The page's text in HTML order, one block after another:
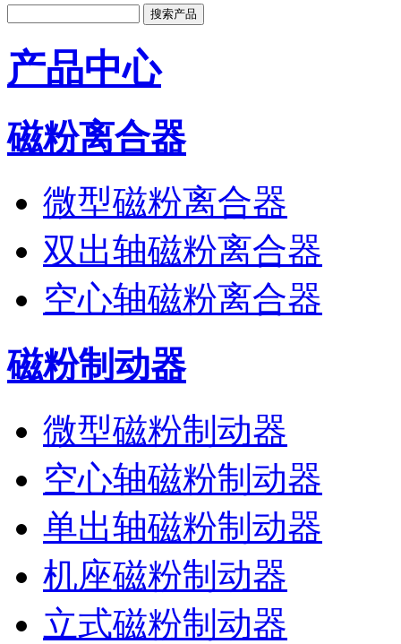
产品中心
磁粉离合器
微型磁粉离合器
双出轴磁粉离合器
空心轴磁粉离合器
磁粉制动器
微型磁粉制动器
空心轴磁粉制动器
单出轴磁粉制动器
机座磁粉制动器
立式磁粉制动器